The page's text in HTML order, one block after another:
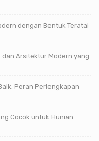
dengan Bentuk Teratai
dan Arsitektur Modern yang
Peran Perlengkapan
Cocok untuk Hunian